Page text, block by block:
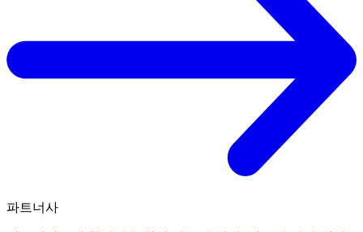
파트너사